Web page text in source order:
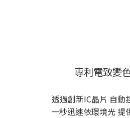
專利電致變
透過創新IC晶片 自動
一秒迅速依環境光 提